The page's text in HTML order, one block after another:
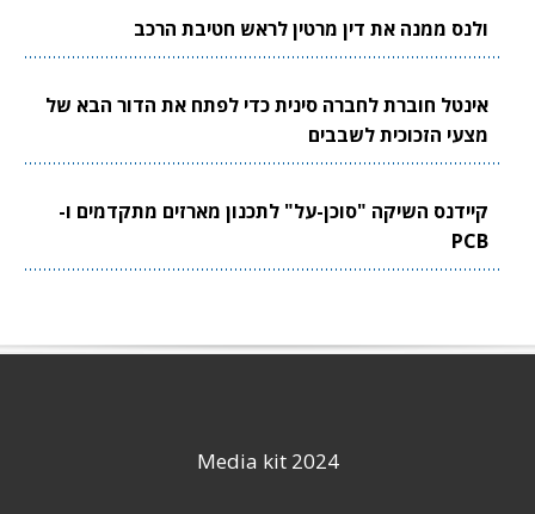
ולנס ממנה את דין מרטין לראש חטיבת הרכב
אינטל חוברת לחברה סינית כדי לפתח את הדור הבא של
מצעי הזכוכית לשבבים
קיידנס השיקה "סוכן-על" לתכנון מארזים מתקדמים ו-
PCB
Media kit 2024